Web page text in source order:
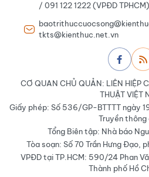
/ 091 122 1222 (VPĐD TPHCM)
tkts@kienthuc.net.vn
CƠ QUAN CHỦ QUẢN: LIÊN HIỆP
THUẬT VIỆT
Giấy phép: Số 536/GP-BTTTT ngày
Truyền thông
Tổng Biên tập: Nhà báo
Tòa soạn: Số 70 Trần Hưng Đạo,
VPĐD tại TP.HCM: 590/24 Phan
Thành phố Hồ